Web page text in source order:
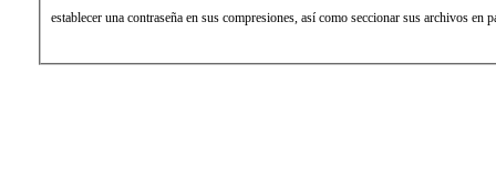
establecer una contraseña en sus compresiones, así como seccionar sus archivos en